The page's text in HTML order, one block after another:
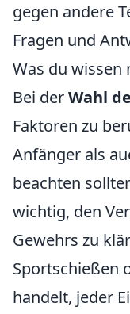
gegen andere
Fragen und
Was du wissen
Bei derWahl
Faktoren zu
Anfänger als
beachten
wichtig, den
Gewehrs zu
Sportschießen
handelt, jeder